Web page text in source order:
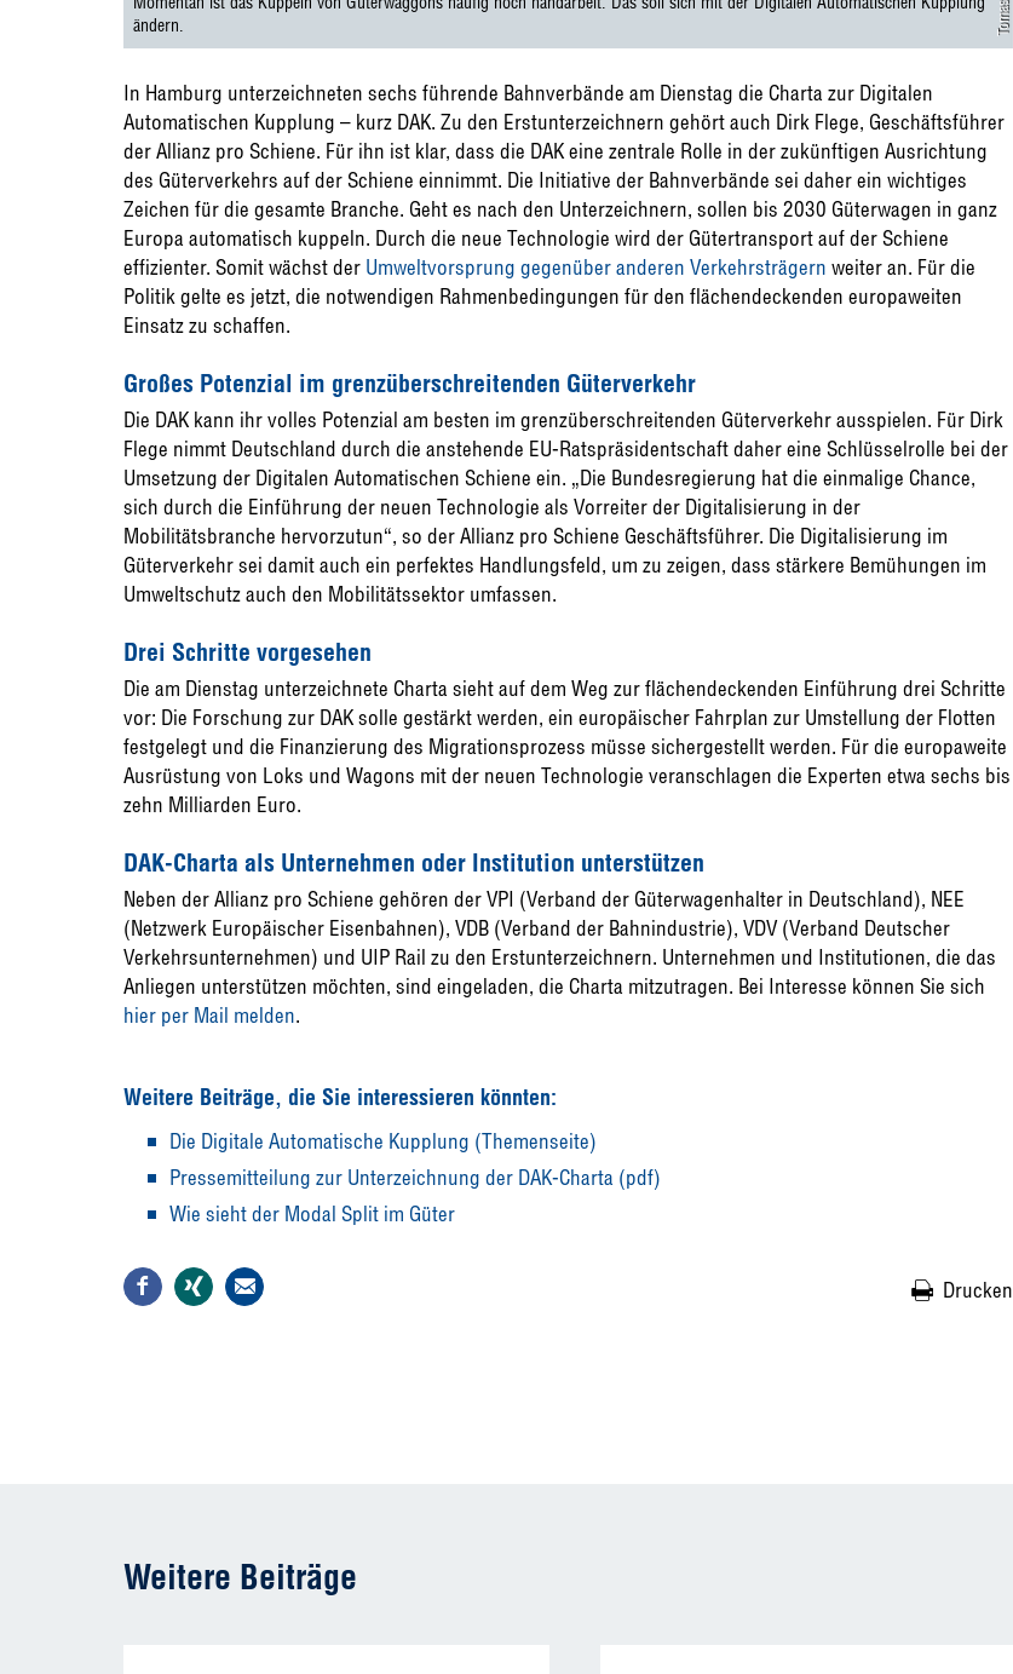
ändern.
In Hamburg unterzeichneten sechs führende Bahnverbände am Dienstag die Charta zur Digitalen
Automatischen Kupplung – kurz DAK. Zu den Erstunterzeichnern gehört auch Dirk Flege, Geschäftsführer
der Allianz pro Schiene. Für ihn ist klar, dass die DAK eine zentrale Rolle in der zukünftigen Ausrichtung
des Güterverkehrs auf der Schiene einnimmt. Die Initiative der Bahnverbände sei daher ein wichtiges
Zeichen für die gesamte Branche. Geht es nach den Unterzeichnern, sollen bis 2030 Güterwagen in ganz
Europa automatisch kuppeln. Durch die neue Technologie wird der Gütertransport auf der Schiene
effizienter. Somit wächst der Umweltvorsprung gegenüber anderen Verkehrsträgern weiter an. Für die
Politik gelte es jetzt, die notwendigen Rahmenbedingungen für den flächendeckenden europaweiten
Einsatz zu schaffen.
Großes Potenzial im grenzüberschreitenden Güterverkehr
Die DAK kann ihr volles Potenzial am besten im grenzüberschreitenden Güterverkehr ausspielen. Für Dirk
Flege nimmt Deutschland durch die anstehende EU-Ratspräsidentschaft daher eine Schlüsselrolle bei der
Umsetzung der Digitalen Automatischen Schiene ein. „Die Bundesregierung hat die einmalige Chance,
sich durch die Einführung der neuen Technologie als Vorreiter der Digitalisierung in der
Mobilitätsbranche hervorzutun“, so der Allianz pro Schiene Geschäftsführer. Die Digitalisierung im
Güterverkehr sei damit auch ein perfektes Handlungsfeld, um zu zeigen, dass stärkere Bemühungen im
Umweltschutz auch den Mobilitätssektor umfassen.
Drei Schritte vorgesehen
Die am Dienstag unterzeichnete Charta sieht auf dem Weg zur flächendeckenden Einführung drei Schritte
vor: Die Forschung zur DAK solle gestärkt werden, ein europäischer Fahrplan zur Umstellung der Flotten
festgelegt und die Finanzierung des Migrationsprozess müsse sichergestellt werden. Für die europaweite
Ausrüstung von Loks und Wagons mit der neuen Technologie veranschlagen die Experten etwa sechs bis
zehn Milliarden Euro.
DAK-Charta als Unternehmen oder Institution unterstützen
Neben der Allianz pro Schiene gehören der VPI (Verband der Güterwagenhalter in Deutschland), NEE
(Netzwerk Europäischer Eisenbahnen), VDB (Verband der Bahnindustrie), VDV (Verband Deutscher
Verkehrsunternehmen) und UIP Rail zu den Erstunterzeichnern. Unternehmen und Institutionen, die das
Anliegen unterstützen möchten, sind eingeladen, die Charta mitzutragen. Bei Interesse können Sie sich
hier per Mail melden.
Weitere Beiträge, die Sie interessieren könnten:
Die Digitale Automatische Kupplung (Themenseite)
Pressemitteilung zur Unterzeichnung der DAK-Charta (pdf)
Wie sieht der Modal Split im Güter
Drucken
Weitere Beiträge